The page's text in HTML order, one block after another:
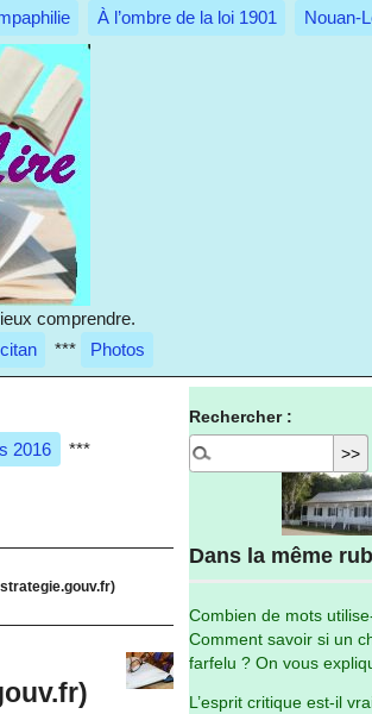
À l’ombre de la loi 1901 Nouan-
comprendre.
*** Photos
2016 ***
Rechercher :
Dans la même
Combien de mots
Comment savoir si un
farfelu ? On vous
L’esprit critique est-il